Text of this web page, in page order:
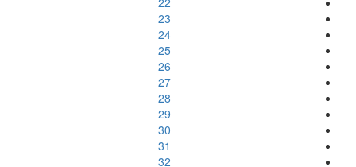
23
24
25
26
27
28
29
30
31
32